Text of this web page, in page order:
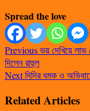
Spread the love
Previousভয় দেখিয়ে
দিলেন রাহুল
Nextদিদির ধমক ও
Related Articles